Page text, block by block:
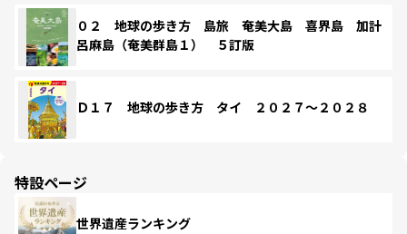
０２ 地球の歩き方 島旅 奄美大島 喜界島 加計
呂麻島（奄美群島１） ５訂版
Ｄ１７ 地球の歩き方 タイ ２０２７～２０２８
特設ページ
世界遺産ランキング